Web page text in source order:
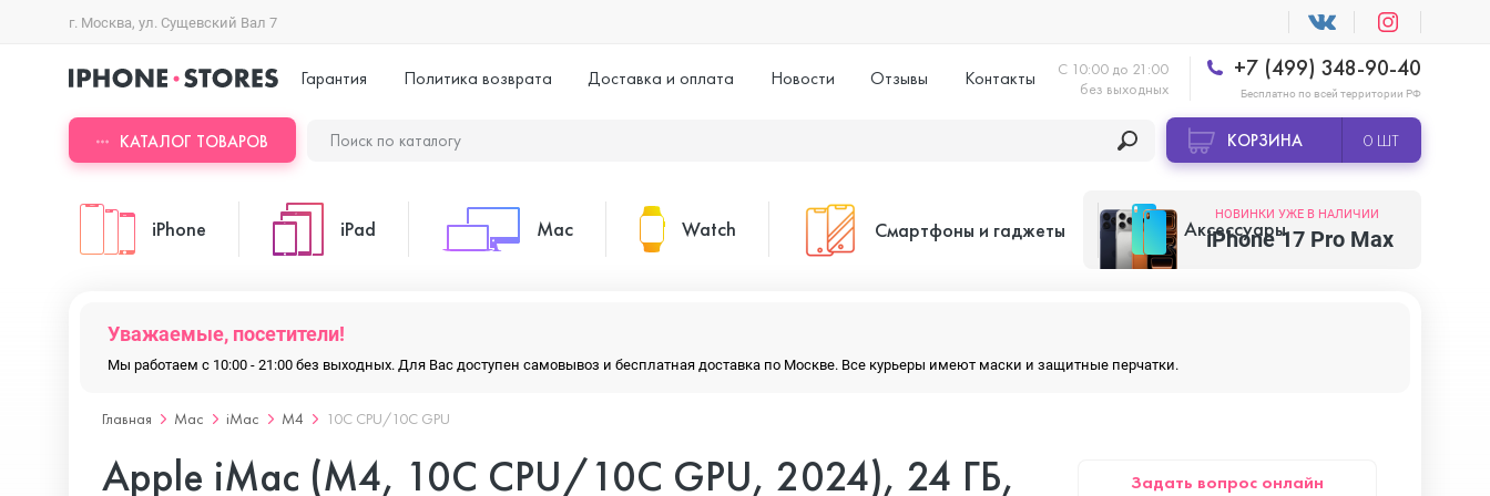
г. Москва, ул. Сущевский Вал 7
Гарантия Политика возврата Доставка и оплата Новости Отзывы Контакты
С 10:00 до 21:00
без выходных
+7 (499) 348-90-40
Бесплатно по всей территории РФ
КАТАЛОГ ТОВАРОВ КОРЗИНА 0 ШТ
iPhone
iPhone 17 Pro
iPad
iPad Air
Mac Watch Смартфоны и гаджеты Аксессуары
НОВИНКИ УЖЕ В НАЛИЧИИ
iPhone 17 Pro Max
Уважаемые, посетители!
Мы работаем с 10:00 - 21:00 без выходных. Для Вас доступен самовывоз и бесплатная доставка по Москве. Все курьеры имеют маски и защитные перчатки.
Главная Mac iMac M4 10C CPU/10C GPU
Apple iMac (M4, 10C CPU/10C GPU, 2024), 24 ГБ,
Задать вопрос онлайн